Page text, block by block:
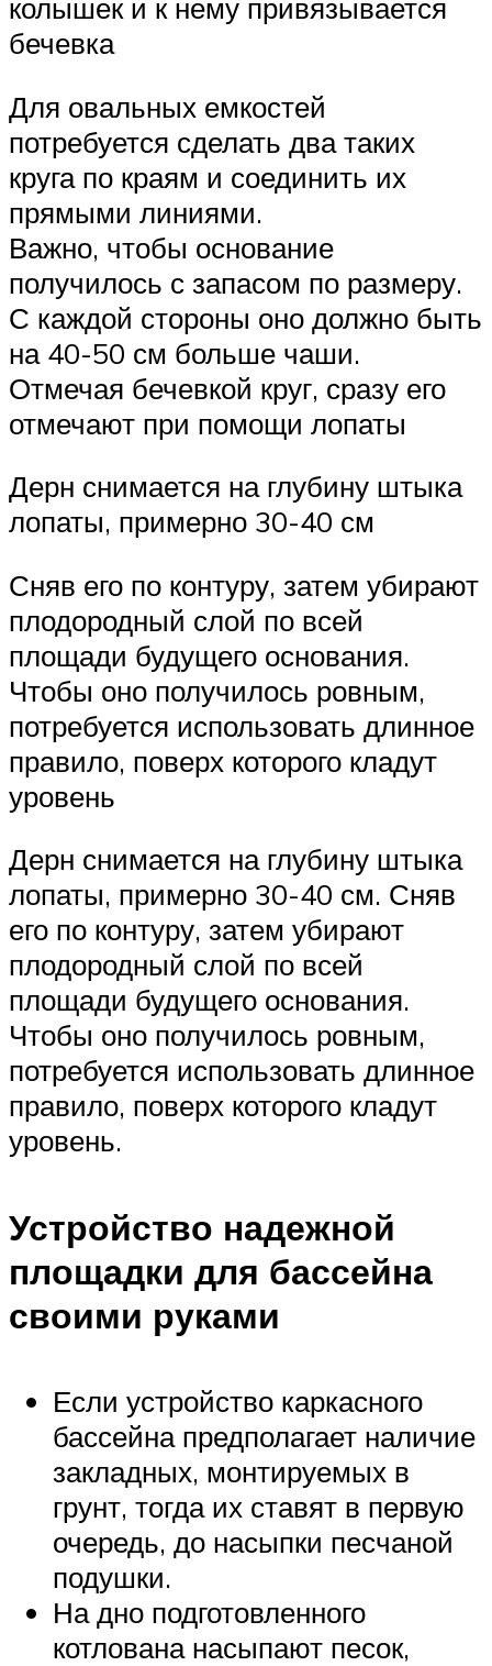
колышек и к нему привязывается
бечевка
Для овальных емкостей
потребуется сделать два таких
круга по краям и соединить их
прямыми линиями.
Важно, чтобы основание
получилось с запасом по размеру.
С каждой стороны оно должно быть
на 40-50 см больше чаши.
Отмечая бечевкой круг, сразу его
отмечают при помощи лопаты
Дерн снимается на глубину штыка
лопаты, примерно 30-40 см
Сняв его по контуру, затем убирают
плодородный слой по всей
площади будущего основания.
Чтобы оно получилось ровным,
потребуется использовать длинное
правило, поверх которого кладут
уровень
Дерн снимается на глубину штыка
лопаты, примерно 30-40 см. Сняв
его по контуру, затем убирают
плодородный слой по всей
площади будущего основания.
Чтобы оно получилось ровным,
потребуется использовать длинное
правило, поверх которого кладут
уровень.
Устройство надежной
площадки для бассейна
своими руками
Если устройство каркасного
бассейна предполагает наличие
закладных, монтируемых в
грунт, тогда их ставят в первую
очередь, до насыпки песчаной
подушки.
На дно подготовленного
котлована насыпают песок,